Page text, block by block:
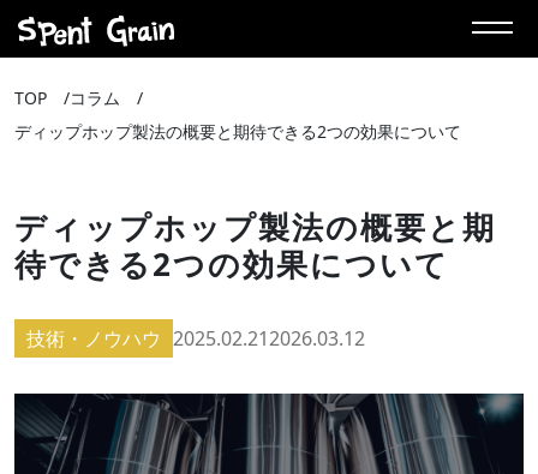
TOP
コラム
ディップホップ製法の概要と期待できる2つの効果について
ディップホップ製法の概要と期
待できる2つの効果について
技術・ノウハウ 2025.02.212026.03.12